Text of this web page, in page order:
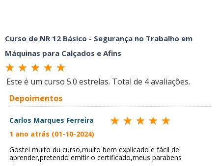
Curso de NR 12 Básico - Segurança no Trabalho em
Máquinas para Calçados e Afins
Este é um curso 5.0 estrelas. Total de 4avaliações.
Depoimentos
Carlos Marques Ferreira
1 ano atrás (01-10-2024)
Gostei muito du curso,muito bem explicado e fácil de
aprender,pretendo emitir o certificado,meus parabens